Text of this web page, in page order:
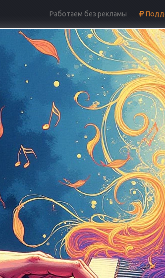
Работаем без рекламы